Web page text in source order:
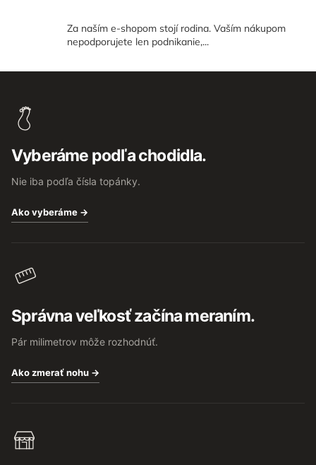
Za naším e-shopom stojí rodina. Vaším nákupom
nepodporujete len podnikanie,...
Vyberáme podľa chodidla.
Nie iba podľa čísla topánky.
Ako vyberáme →
Správna veľkosť začína meraním.
Pár milimetrov môže rozhodnúť.
Ako zmerať nohu →